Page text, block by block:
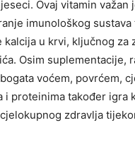
Ovaj vitamin važan
imunološkog sustava
kalcija u krvi, ključnog za
Osim suplementacije,
voćem, povrćem,
i proteinima također igra
zdravlja